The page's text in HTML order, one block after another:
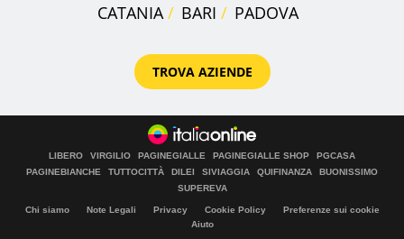
CATANIA
BARI PADOVA
TROVA AZIENDE
LIBERO VIRGILIO PAGINEGIALLE PAGINEGIALLE SHOP
PGCASA
PAGINEBIANCHE
TUTTOCITTÀ DILEI SIVIAGGIA QUIFINANZA
BUONISSIMO
SUPEREVA
Chi siamo Note Legali Privacy Cookie Policy
Preferenze sui cookie
Aiuto